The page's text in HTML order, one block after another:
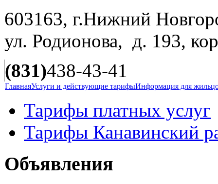
603163, г.Нижний
ул. Родионова, д. 193,
(831)438-43-41
ГлавнаяУслуги и действующие тарифыИнформация для
Тарифы платных услуг
Тарифы Канавинский
Объявления